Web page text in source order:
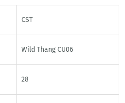
CST
Wild Thang CU06
28